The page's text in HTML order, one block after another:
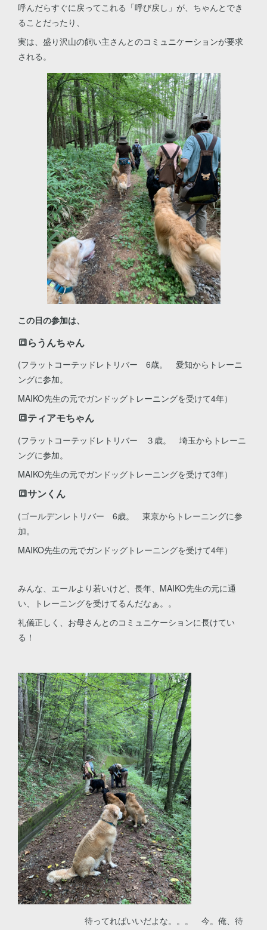
呼んだらすぐに戻ってこれる「呼び戻し」が、ちゃんとでき
ることだったり、
実は、盛り沢山の飼い主さんとのコミュニケーションが要求
される。
この日の参加は、
🔳らうんちゃん
(フラットコーテッドレトリバー 6歳。 愛知からトレーニ
ングに参加。
MAIKO先生の元でガンドッグトレーニングを受けて4年）
🔳ティアモちゃん
(フラットコーテッドレトリバー ３歳。 埼玉からトレーニ
ングに参加。
MAIKO先生の元でガンドッグトレーニングを受けて3年）
🔳サンくん
(ゴールデンレトリバー 6歳。 東京からトレーニングに参
加。
MAIKO先生の元でガンドッグトレーニングを受けて4年）
みんな、エールより若いけど、長年、MAIKO先生の元に通
い、トレーニングを受けてるんだなぁ。。
礼儀正しく、お母さんとのコミュニケーションに長けてい
る！
待ってればいいだよな。。。 今。俺、待